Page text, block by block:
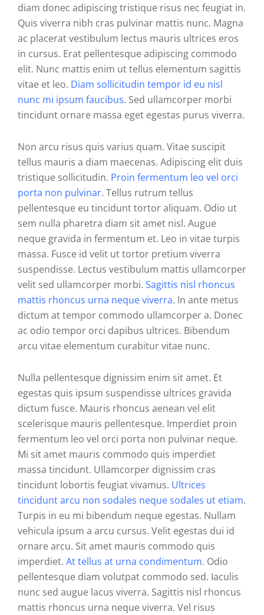
diam donec adipiscing tristique risus nec feugiat in.
Quis viverra nibh cras pulvinar mattis nunc. Magna
ac placerat vestibulum lectus mauris ultrices eros
in cursus. Erat pellentesque adipiscing commodo
elit. Nunc mattis enim ut tellus elementum sagittis
vitae et leo. Diam sollicitudin tempor id eu nisl
nunc mi ipsum faucibus. Sed ullamcorper morbi
tincidunt ornare massa eget egestas purus viverra.
Non arcu risus quis varius quam. Vitae suscipit
tellus mauris a diam maecenas. Adipiscing elit duis
tristique sollicitudin. Proin fermentum leo vel orci
porta non pulvinar. Tellus rutrum tellus
pellentesque eu tincidunt tortor aliquam. Odio ut
sem nulla pharetra diam sit amet nisl. Augue
neque gravida in fermentum et. Leo in vitae turpis
massa. Fusce id velit ut tortor pretium viverra
suspendisse. Lectus vestibulum mattis ullamcorper
velit sed ullamcorper morbi. Sagittis nisl rhoncus
mattis rhoncus urna neque viverra. In ante metus
dictum at tempor commodo ullamcorper a. Donec
ac odio tempor orci dapibus ultrices. Bibendum
arcu vitae elementum curabitur vitae nunc.
Nulla pellentesque dignissim enim sit amet. Et
egestas quis ipsum suspendisse ultrices gravida
dictum fusce. Mauris rhoncus aenean vel elit
scelerisque mauris pellentesque. Imperdiet proin
fermentum leo vel orci porta non pulvinar neque.
Mi sit amet mauris commodo quis imperdiet
massa tincidunt. Ullamcorper dignissim cras
tincidunt lobortis feugiat vivamus. Ultrices
tincidunt arcu non sodales neque sodales ut etiam.
Turpis in eu mi bibendum neque egestas. Nullam
vehicula ipsum a arcu cursus. Velit egestas dui id
ornare arcu. Sit amet mauris commodo quis
imperdiet. At tellus at urna condimentum. Odio
pellentesque diam volutpat commodo sed. Iaculis
nunc sed augue lacus viverra. Sagittis nisl rhoncus
mattis rhoncus urna neque viverra. Vel risus